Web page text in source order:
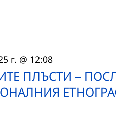
ПЛЪСТИ –
г. @ 12:08